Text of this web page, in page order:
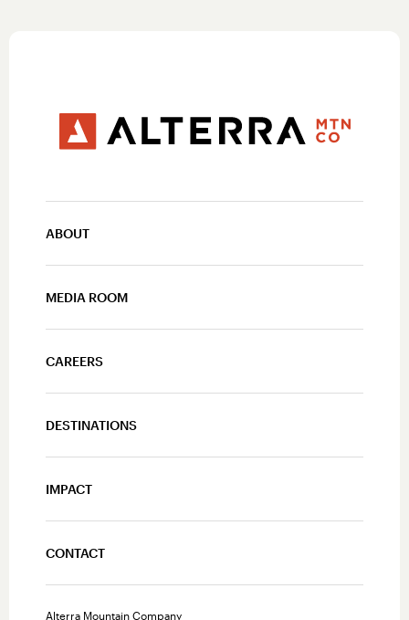
ABOUT
MEDIA ROOM
CAREERS
DESTINATIONS
IMPACT
CONTACT
Alterra Mountain Company